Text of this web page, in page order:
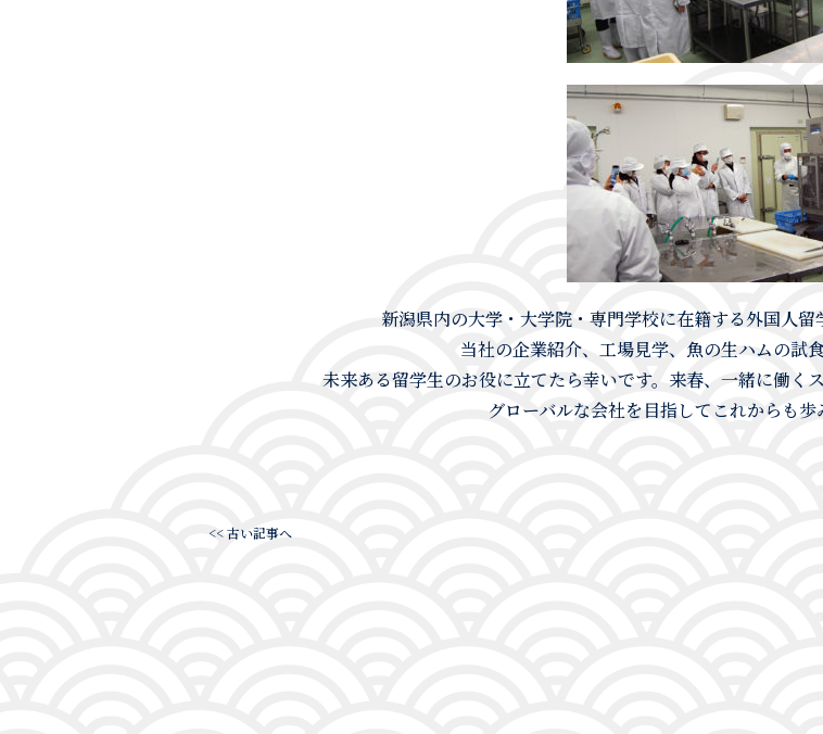
新潟県内の大学・大学院・専門学校に在籍する外国人留
当社の企業紹介、工場見学、魚の生ハムの試
未来ある留学生のお役に立てたら幸いです。来春、一緒に働く
グローバルな会社を目指してこれからも歩
<< 古い記事へ